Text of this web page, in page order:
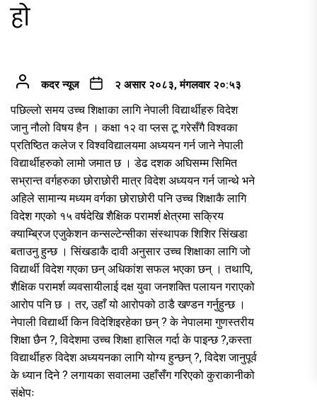
हो
कदर न्यूज २ असार २०८३, मंगलवार २०:५३
पछिल्लो समय उच्च शिक्षाका लागि नेपाली विद्यार्थीहरु विदेश
जानु नौलो विषय हैन । कक्षा १२ वा प्लस टू गरेसँगै विश्वका
प्रतिष्ठित कलेज र विश्वविद्यालयमा अध्ययन गर्न जाने नेपाली
विद्यार्थीहरुको लामो जमात छ । डेढ दशक अघिसम्म सिमित
सभ्रान्त वर्गहरुका छोराछोरी मात्र विदेश अध्ययन गर्न जान्थे भने
अहिले सामान्य मध्यम वर्गका छोराछोरी पनि उच्च शिक्षाकै लागि
विदेश गएको १५ वर्षदेखि शैक्षिक परामर्श क्षेत्रमा सक्रिय
क्याम्ब्रिज एजुकेशन कन्सल्टेन्सीका संस्थापक शिशिर सिंखडा
बताउनु हुन्छ । सिंखडाकै दावी अनुसार उच्च शिक्षाका लागि जो
विद्यार्थी विदेश गएका छन् अधिकांश सफल भएका छन् । तथापि,
शैक्षिक परामर्श व्यवसायीलाई दक्ष युवा जनशक्ति पलायन गराएको
आरोप पनि छ । तर, उहाँ यो आरोपको ठाडै खण्डन गर्नुहुन्छ ।
नेपाली विद्यार्थी किन विदेशिइरहेका छन् ? के नेपालमा गुणस्तरीय
शिक्षा छैन ?, विदेशमा उच्च शिक्षा हासिल गर्दा के पाइन्छ ?,कस्ता
विद्यार्थीहरु विदेश अध्ययनका लागि योग्य हुन्छन् ?, विदेश जानुपूर्व
के ध्यान दिने ? लगायका सवालमा उहाँसँग गरिएको कुराकानीको
संक्षेपः